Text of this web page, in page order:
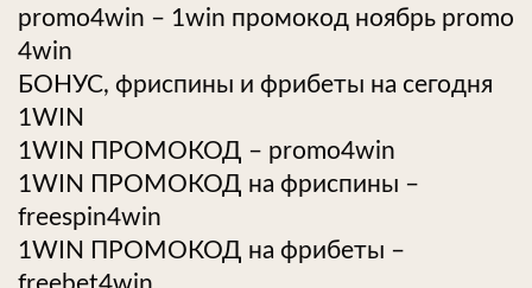
promo4win – 1win промокод ноябрь promo
4win
БОНУС, фриспины и фрибеты на сегодня
1WIN
1WIN ПРОМОКОД – promo4win
1WIN ПРОМОКОД на фриспины –
freespin4win
1WIN ПРОМОКОД на фрибеты –